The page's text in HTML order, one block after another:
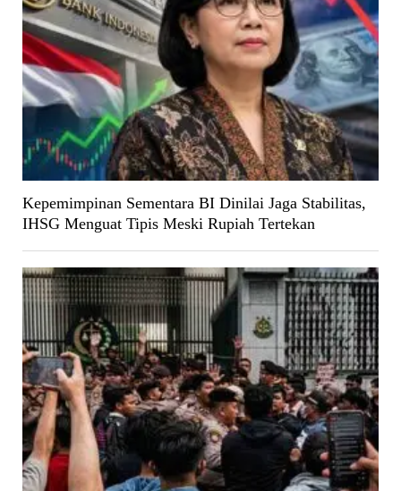
Kepemimpinan Sementara BI Dinilai Jaga Stabilitas,
IHSG Menguat Tipis Meski Rupiah Tertekan